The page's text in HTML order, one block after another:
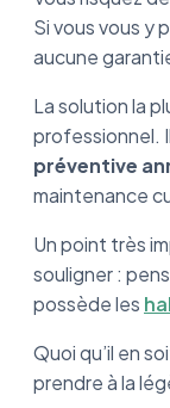
Si vous vous y
aucune
La solution la
professionnel.
préventive
maintenance
Un point très
souligner :
possède les
Quoi qu’il en
prendre à la